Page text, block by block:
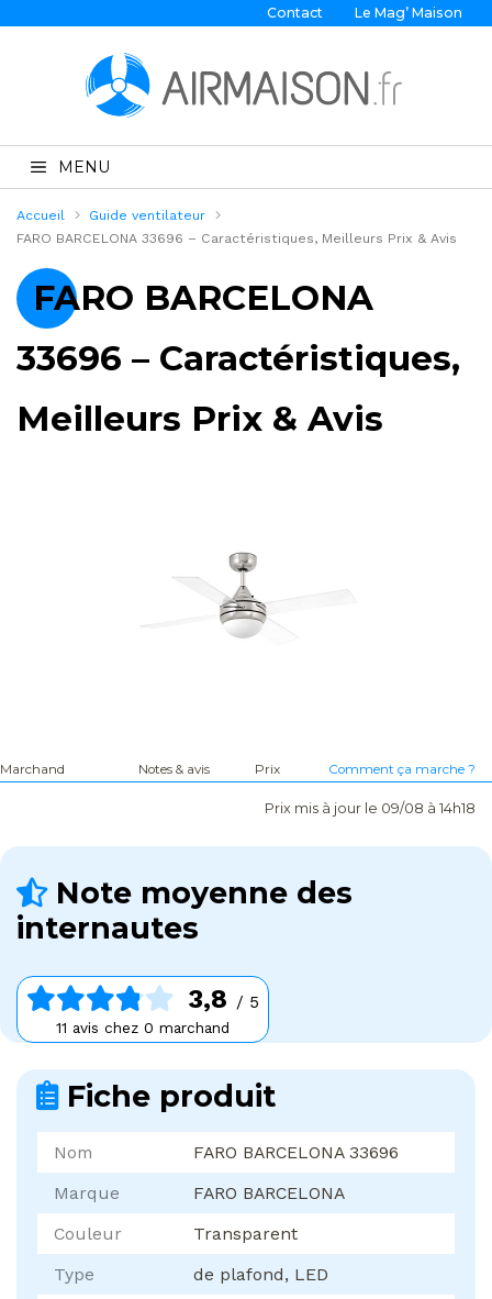
Contact Le Mag’ Maison
MENU
Accueil
Guide ventilateur
FARO BARCELONA 33696 – Caractéristiques, Meilleurs Prix & Avis
FARO BARCELONA
33696 – Caractéristiques,
Meilleurs Prix & Avis
Marchand Notes & avis Prix Comment ça marche ?
Prix mis à jour le 09/08 à 14h18
Note moyenne des
internautes
3,8 / 5
11 avis chez 0 marchand
Fiche produit
Nom
FARO BARCELONA 33696
Marque
FARO BARCELONA
Couleur
Transparent
Type
de plafond, LED